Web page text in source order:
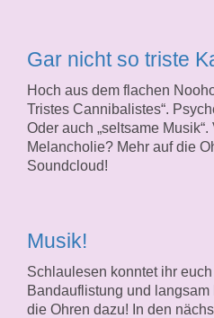
Gar nicht so triste
Hoch aus dem flachen
Tristes Cannibalistes“.
Oder auch „seltsame
Melancholie? Mehr auf die
Soundcloud!
Musik!
Schlaulesen konntet ihr
Bandauflistung und
die Ohren dazu! In den